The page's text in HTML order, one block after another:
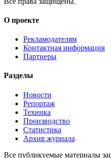
О проекте
Рекламодателям
Контактная информация
Партнеры
Разделы
Новости
Репортаж
Техника
Производство
Статистика
Архив журнала
Все публикуемые материалы